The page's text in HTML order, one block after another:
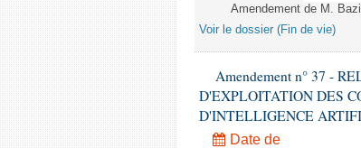
Amendement de M.
Voir le dossier (Fin de vie)
Amendement n° 37 -
D'EXPLOITATION DES
D'INTELLIGENCE
Date de